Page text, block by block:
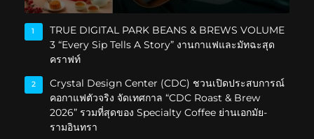
1
TRUE DIGITAL PARK BEANS & BREWS VOLUME
3 “Every Sip Tells A Story” งานกาแฟและมัทฉะสุด
คราฟท์
2
Crystal Design Center (CDC) ชวนเปิดประสบการณ์
คอกาแฟตัวจริง จัดเทศกาล “CDC Roast & Brew
2026” รวมที่สุดของ Specialty Coffee ย่านเอกมัย-
รามอินทรา